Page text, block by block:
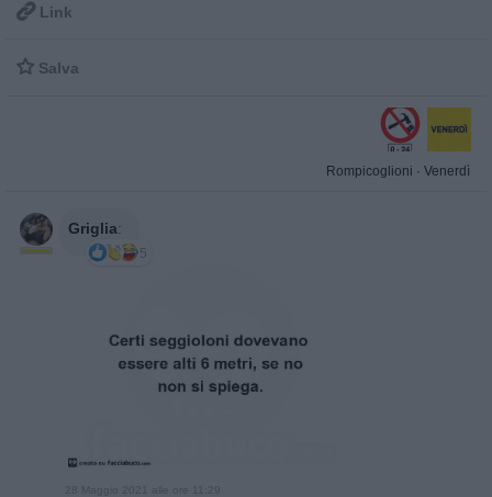
 Link
 Salva
Rompicoglioni · Venerdì
Griglia:
5
28 Maggio 2021 alle ore 11:29